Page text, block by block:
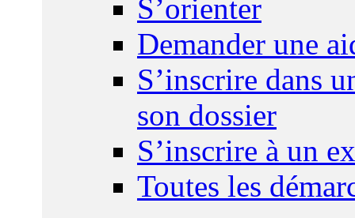
S’orienter
Demander une
S’inscrire dans
son dossier
S’inscrire à un
Toutes les